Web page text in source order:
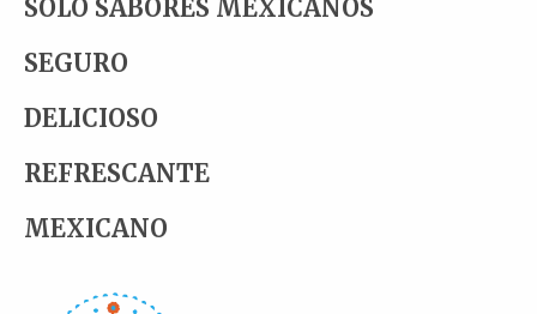
SOLO SABORES MEXICANOS
SEGURO
DELICIOSO
REFRESCANTE
MEXICANO